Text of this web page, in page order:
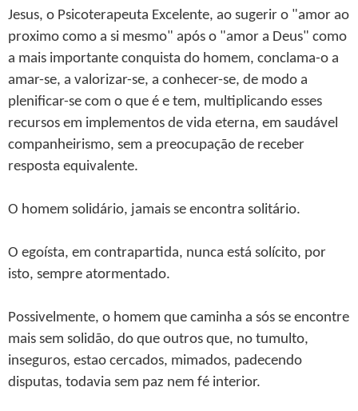
Jesus, o Psicoterapeuta Excelente, ao sugerir o "amor ao
proximo como a si mesmo" após o "amor a Deus" como
a mais importante conquista do homem, conclama-o a
amar-se, a valorizar-se, a conhecer-se, de modo a
plenificar-se com o que é e tem, multiplicando esses
recursos em implementos de vida eterna, em saudável
companheirismo, sem a preocupação de receber
resposta equivalente.
O homem solidário, jamais se encontra solitário.
O egoísta, em contrapartida, nunca está solícito, por
isto, sempre atormentado.
Possivelmente, o homem que caminha a sós se encontre
mais sem solidão, do que outros que, no tumulto,
inseguros, estao cercados, mimados, padecendo
disputas, todavia sem paz nem fé interior.